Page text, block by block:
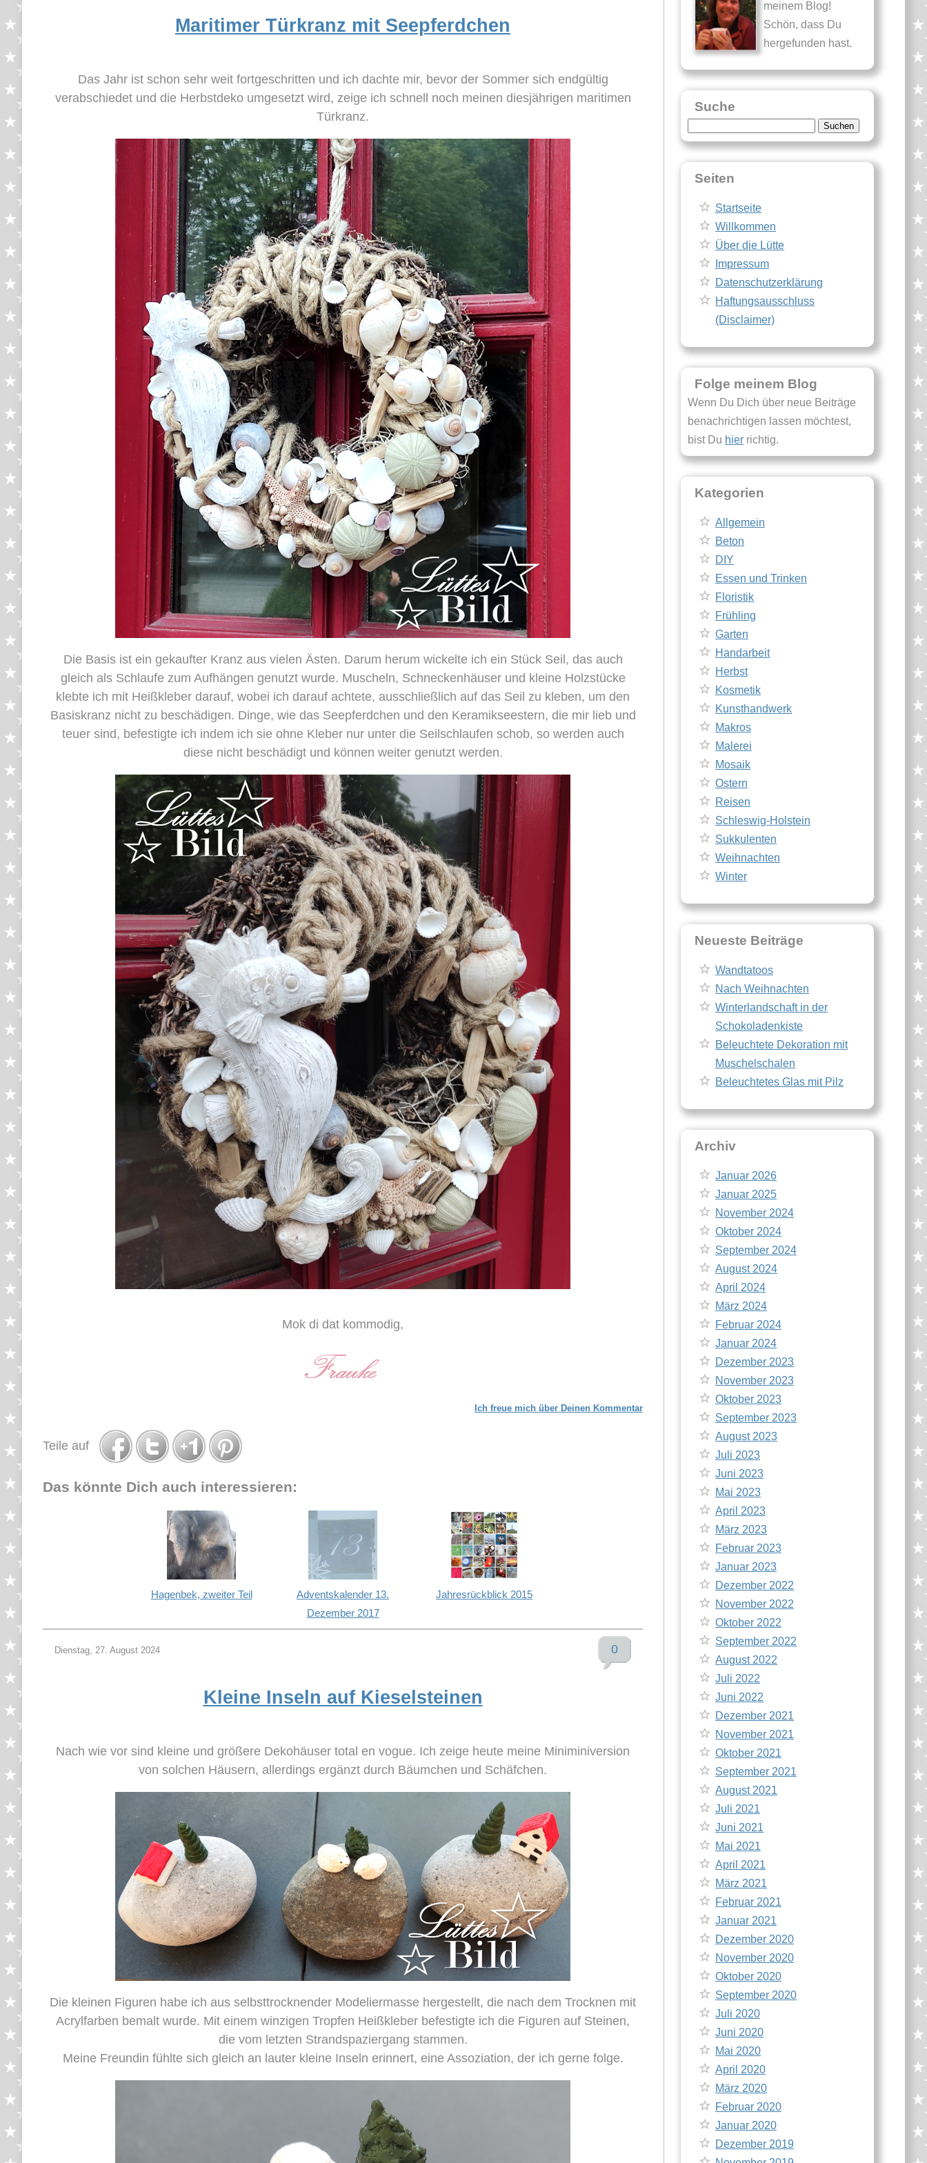
Maritimer Türkranz mit Seepferdchen
Das Jahr ist schon sehr weit fortgeschritten und ich dachte mir, bevor der Sommer sich endgültig
verabschiedet und die Herbstdeko umgesetzt wird, zeige ich schnell noch meinen diesjährigen maritimen
Türkranz.
Die Basis ist ein gekaufter Kranz aus vielen Ästen. Darum herum wickelte ich ein Stück Seil, das auch
gleich als Schlaufe zum Aufhängen genutzt wurde. Muscheln, Schneckenhäuser und kleine Holzstücke
klebte ich mit Heißkleber darauf, wobei ich darauf achtete, ausschließlich auf das Seil zu kleben, um den
Basiskranz nicht zu beschädigen. Dinge, wie das Seepferdchen und den Keramikseestern, die mir lieb und
teuer sind, befestigte ich indem ich sie ohne Kleber nur unter die Seilschlaufen schob, so werden auch
diese nicht beschädigt und können weiter genutzt werden.
Mok di dat kommodig,
Ich freue mich über Deinen Kommentar
Teile auf
Das könnte Dich auch interessieren:
Hagenbek, zweiter Teil
Adventskalender 13.
Dezember 2017
Jahresrückblick 2015
Dienstag, 27. August 2024 0
Kleine Inseln auf Kieselsteinen
Nach wie vor sind kleine und größere Dekohäuser total en vogue. Ich zeige heute meine Miniminiversion
von solchen Häusern, allerdings ergänzt durch Bäumchen und Schäfchen.
Die kleinen Figuren habe ich aus selbsttrocknender Modeliermasse hergestellt, die nach dem Trocknen mit
Acrylfarben bemalt wurde. Mit einem winzigen Tropfen Heißkleber befestigte ich die Figuren auf Steinen,
die vom letzten Strandspaziergang stammen.
Meine Freundin fühlte sich gleich an lauter kleine Inseln erinnert, eine Assoziation, der ich gerne folge.
meinem Blog!
Schön, dass Du
hergefunden hast.
Suche
nach:
Seiten
Startseite
Willkommen
Über die Lütte
Impressum
Datenschutzerklärung
Haftungsausschluss
(Disclaimer)
Folge meinem Blog
Wenn Du Dich über neue Beiträge
benachrichtigen lassen möchtest,
bist Du hier richtig.
Kategorien
Allgemein
Beton
DIY
Essen und Trinken
Floristik
Frühling
Garten
Handarbeit
Herbst
Kosmetik
Kunsthandwerk
Makros
Malerei
Mosaik
Ostern
Reisen
Schleswig-Holstein
Sukkulenten
Weihnachten
Winter
Neueste Beiträge
Wandtatoos
Nach Weihnachten
Winterlandschaft in der
Schokoladenkiste
Beleuchtete Dekoration mit
Muschelschalen
Beleuchtetes Glas mit Pilz
Archiv
Januar 2026
Januar 2025
November 2024
Oktober 2024
September 2024
August 2024
April 2024
März 2024
Februar 2024
Januar 2024
Dezember 2023
November 2023
Oktober 2023
September 2023
August 2023
Juli 2023
Juni 2023
Mai 2023
April 2023
März 2023
Februar 2023
Januar 2023
Dezember 2022
November 2022
Oktober 2022
September 2022
August 2022
Juli 2022
Juni 2022
Dezember 2021
November 2021
Oktober 2021
September 2021
August 2021
Juli 2021
Juni 2021
Mai 2021
April 2021
März 2021
Februar 2021
Januar 2021
Dezember 2020
November 2020
Oktober 2020
September 2020
Juli 2020
Juni 2020
Mai 2020
April 2020
März 2020
Februar 2020
Januar 2020
Dezember 2019